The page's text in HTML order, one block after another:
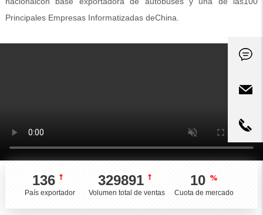
Principales Empresas Informatizadas deChina.
136
País exportador
329891
Volumen total de ventas
10
Cuota de mercado